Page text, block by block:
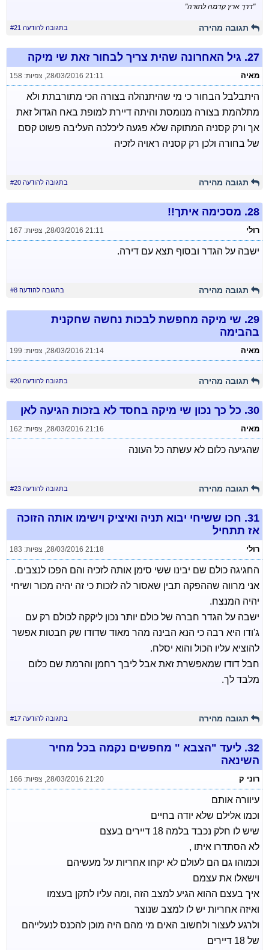
"דרך ארץ קדמה לתורה"
תגובה מהירה בתגובה להודעה #21
27. גיל האחרונה שהית צריך לבחור זאת שי מיקה
מאיה 28/03/2016 21:11
, צפיות: 158
היתבלבל הבחור כי מי שהיתנהלה בצורה הכי מתורבתת ולא
מתלהמת בצורה מנומסת והיתה דיירת למופת באח הגדול זאת
אך ורק קסניה המתוקה שלא פגעה ליכלכה העליבה פשוט קסם
של בחורה ולכן רק קסניה ראויה לזכיה
תגובה מהירה בתגובה להודעה #20
28. מסכימה איתך!!
רולי 28/03/2016 21:11
, צפיות: 167
ישבה על הגדר ובסוף תצא עם דירה.
תגובה מהירה בתגובה להודעה #8
29. שי מיקה מחפשת לבכות נחשה שחקנית
בהבימה
מאיה 28/03/2016 21:14
, צפיות: 199
תגובה מהירה בתגובה להודעה #20
30. כל כך נכון שי מיקה בחסד לא בזכות הגיעה לאן
מאיה 28/03/2016 21:16
, צפיות: 162
שהגיעה כלום לא עשתה כל העונה
תגובה מהירה בתגובה להודעה #23
31. חכו ששיחי יבוא תניה ואיציק וישימו אותה הזוכה
אז תתחיל
רולי 28/03/2016 21:18
, צפיות: 183
החגיגה כולם שם יבינו ששי סימן אותה לזכיה והם הפכו לנצבים.
אני מרווה שההפקה תבין שאסור לה לזכות כי זה יהיה מכור ושיחי
יהיה המנצח.
ישבה על הגדר חברה של כולם יותר נכון ליקקה לכולם רק עם
ג'ודו היא רבה כי הנא הבינה מהר מאוד שדודו שק חבטות אפשר
להוציא עליו הכול והוא יסלח.
חבל דודו שמאפשרת זאת אבל ליבך רחמן והרמת שם כלום
מלבד לך.
תגובה מהירה בתגובה להודעה #17
32. ליעד "הצבא " מחפשים נקמה בכל מחיר
השינאה
רוני ק 28/03/2016 21:20
, צפיות: 166
עיוורה אותם
וכמו אלילם שלא יודה בחיים
שיש לו חלק נכבד בלמה 18 דיירים בעצם
לא הסתדרו איתו ,
וכמוהו גם הם לעולם לא יקחו אחריות על מעשיהם
וישאלו את עצמם
איך בעצם ההוא הגיע למצב הזה ,ומה עליו לתקן בעצמו
ואיזה אחריות יש לו למצב שנוצר
ולרגע לעצור ולחשוב האים מי מהם היה מוכן להכנס לנעלייהם
של 18 דיירים